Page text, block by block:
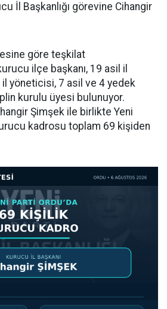
İl Başkanlığı görevine Cihangir
göre teşkilat
ilçe başkanı, 19 asil il
yöneticisi, 7 asil ve 4 yedek
kurulu üyesi bulunuyor.
Şimşek ile birlikte Yeni
kadrosu toplam 69 kişiden